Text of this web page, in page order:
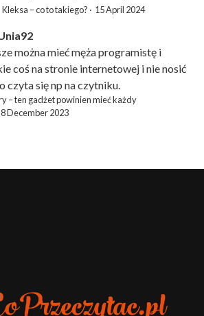
– co to takiego? · 15 April 2024
można mieć męża programistę i
coś na stronie internetowej i nie nosić
czyta się np na czytniku.
– ten gadżet powinien mieć każdy
8 December 2023